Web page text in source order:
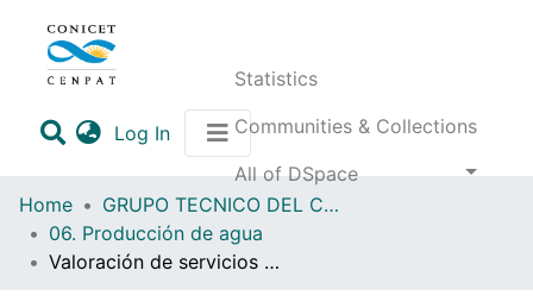
Statistics
Communities & Collections
All of DSpace
Log In(current)
Home
GRUPO TECNICO DEL COMITE DE CUENCA DEL RIO CHUBUT
06. Producción de agua
Valoración de servicios ecosistemicos en el Río Chubut. Red Ecofluvial de la Patagonia.